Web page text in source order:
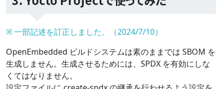
※ 一部記述を訂正しました。（2024/7/10）
OpenEmbedded ビルドシステムは素のままでは SBOM を
生成しません。生成させるためには、SPDX を有効にしな
くてはなりません。